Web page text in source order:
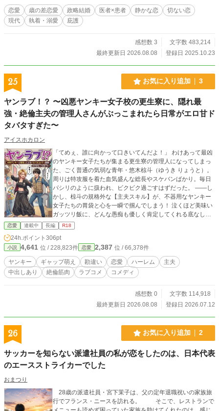
恋愛 歳の差恋愛 政略結婚 医者×患者 静かな恋
切ない恋
現代
執着・溺愛 庇護
感想数 3
文字数 483,214
最終更新日 2026.08.08
登録日 2025.10.23
25 お気に入り追加 3
ヤンラブ！？ 〜凶悪ヤンキー女子校の更生寮に、隠れ最
強・絶倫主夫の管理人さんがぶっこまれたら日常がエロ甘ド
タバタすぎた〜
アイスホカロン
「てめぇ、誰に向かって口きいてんだよ！」 わけあって最凶
のヤンキー女子たちが集まる更生寮の管理人になってしまっ
た、ごく普通の気弱な青年・悠木椋斗（ゆうき りょうと）。
周りは特攻服を着た血気盛んな総長やスケバンばかり。毎日
パシリのように扱われ、ビクビク過ごすはずだった。 ――し
かし、椋斗の規格外な【主夫スキル】が、不器用なヤンキー
女子たちの胃袋と心を一瞬で掴んでしまう！ 泣くほど美味い
ガッツリ飯に、どんな愚痴も優しく肯定してくれる底なしの
包容力。生まれて初めて「無条件で自分を大切にしてくれる
男」に出会い、彼女たちの胸キュン（ガチ恋）の暴走が止ま
らない！ しかもこの管理人さん、ただの優男ではなかった。
実家の秘境の寺で鍛え上げられた、ピンチの時にヒロインを
お姫様抱っこで秒速救出する【野生の超人的身体能力】。 そ
して――脱いだら誰もが戦意喪失する【凶悪な巨根】と【底
なしの絶倫スタミナ】を隠し持つ、夜の絶対強者だったの
善意と職人技で作った『肩こり解消ベッド』や『防音室』と
いった天然エロギミックのせいで、寮の夜は毎日ハプニング
は生まれて初めての快感で身も心もトロトロに『分からせ』
まって顔を真っ赤にする純情乙女にギャップ萌え！？ さら
に、寮を狙う敵組織の男たちも、椋斗の圧倒的な「男の器」
ウブなヤンキー女子たちが織りなす、濃厚＆ノンストップな
日常系官能ラブコメディ、ここにぶっこみ爆誕！
恋愛 連載中 長編 R18
24h.ポイント 306pt
小説 4,641 位 / 228,823件 恋愛 2,387 位 / 66,378件
ヤンキー ギャップ萌え 勘違い 恋愛 ハーレム
主夫
中出しあり
絶倫筋肉 ラブコメ コメディ
感想数 0
文字数 114,918
最終更新日 2026.08.08
登録日 2026.07.12
26 お気に入り追加 2
サッカーを知らない派遣社員の私が恋をしたのは、日本代表
のエースストライカーでした
おまつり
28歳の派遣社員・宮下茉子は、父の定年退職祝いの家族旅
行でフランス・ニースを訪れる。 そこで、レストランで